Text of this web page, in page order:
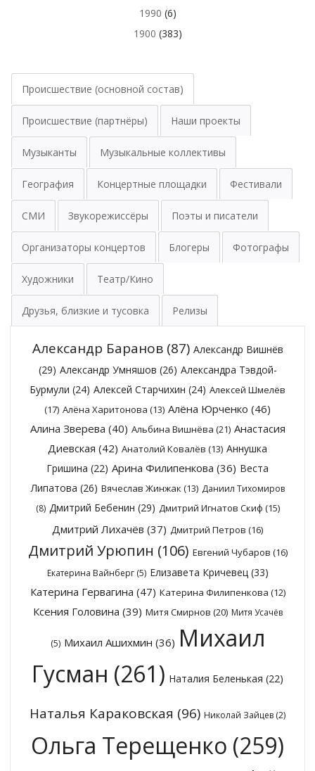
1990 (6)
1900 (383)
Происшествие (основной состав)
Происшествие (партнёры) Наши проекты
Музыканты Музыкальные коллективы
География Концертные площадки Фестивали
СМИ Звукорежиссёры Поэты и писатели
Организаторы концертов Блогеры Фотографы
Художники Театр/Кино
Друзья, близкие и тусовка Релизы
Александр Баранов(87) Александр Вишнёв
(29) Александр Умняшов (26) Александра Тэвдой-
Бурмули (24) Алексей Старчихин (24) Алексей Шмелёв
(17) Алёна Харитонова (13) Алёна Юрченко (46)
Алина Зверева (40) Альбина Вишнёва (21) Анастасия
Диевская (42) Анатолий Ковалёв (13) Аннушка
Гришина (22) Арина Филипенкова (36) Веста
Липатова (26) Вячеслав Жинжак (13) Даниил Тихомиров
(8) Дмитрий Бебенин (29) Дмитрий Игнатов Скиф (15)
Дмитрий Лихачёв (37) Дмитрий Петров (16)
Дмитрий Урюпин (106) Евгений Чубаров (16)
Екатерина Вайнберг(5) Елизавета Кричевец(33)
Катерина Гервагина (47) Катерина Филипенкова (12)
Ксения Головина (39) Митя Смирнов (20) Митя Усачёв
(5) Михаил Ашихмин (36) Михаил
Гусман (261) Наталия Беленькая (22)
Наталья Караковская (96) Николай Зайцев (2)
Ольга Терещенко (259)